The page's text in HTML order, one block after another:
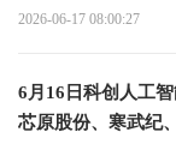
2026-06-17 08:00:27
6月16日科创人工
芯原股份、寒武纪